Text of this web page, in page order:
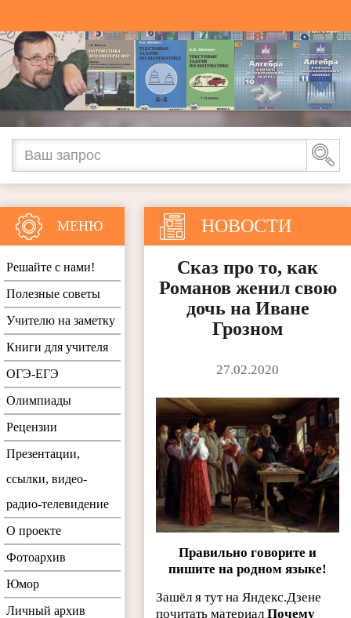
НОВОСТИ
Сказ про то, как
Романов женил свою
дочь на Иване
Грозном
27.02.2020
Правильно говорите и
пишите на родном языке!
Зашёл я тут на Яндекс.Дзене
почитать материалПочему
МЕНЮ
Решайте с нами!
Полезные советы
Учителю на заметку
Книги для учителя
ОГЭ-ЕГЭ
Олимпиады
Рецензии
Презентации,
ссылки, видео-
радио-телевидение
О проекте
Фотоархив
Юмор
Личный архив